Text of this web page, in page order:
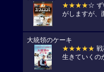
★★★★☆ ず
がしますが、
大統領のケーキ
★★★★★ 戦
生きていくの